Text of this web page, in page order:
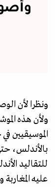
ونظرا لأن
ولأن هذه
الموسيقيين
بالأندلس،
للتقاليد
عليه